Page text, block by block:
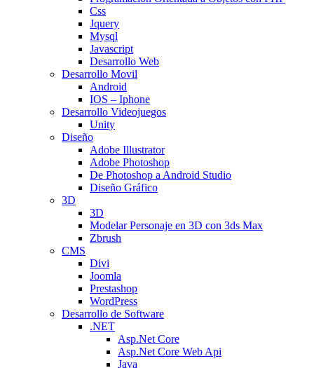
Css
Jquery
Mysql
Javascript
Desarrollo Web
Desarrollo Movil
Android
IOS – Iphone
Desarrollo Videojuegos
Unity
Diseño
Adobe Illustrator
Adobe Photoshop
De Photoshop a Android Studio
Diseño Gráfico
3D
3D
Modelar Personaje en 3D con 3ds Max
Zbrush
CMS
Divi
Joomla
Prestashop
WordPress
Desarrollo de Software
.NET
Asp.Net Core
Asp.Net Core Web Api
Java